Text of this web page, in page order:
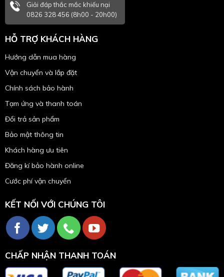
Giải đáp thắc mắc khiếu nại
0826 328 456 (8h00 - 20h00)
HỖ TRỢ KHÁCH HÀNG
Hướng dẫn mua hàng
Vận chuyển và lắp đặt
Chính sách bảo hành
Tạm ứng và thanh toán
Đổi trả sản phẩm
Bảo mật thông tin
Khách hàng ưu tiên
Đăng kí bảo hành online
Cước phí vận chuyển
KẾT NỐI VỚI CHÚNG TÔI
CHẤP NHẬN THANH TOÁN